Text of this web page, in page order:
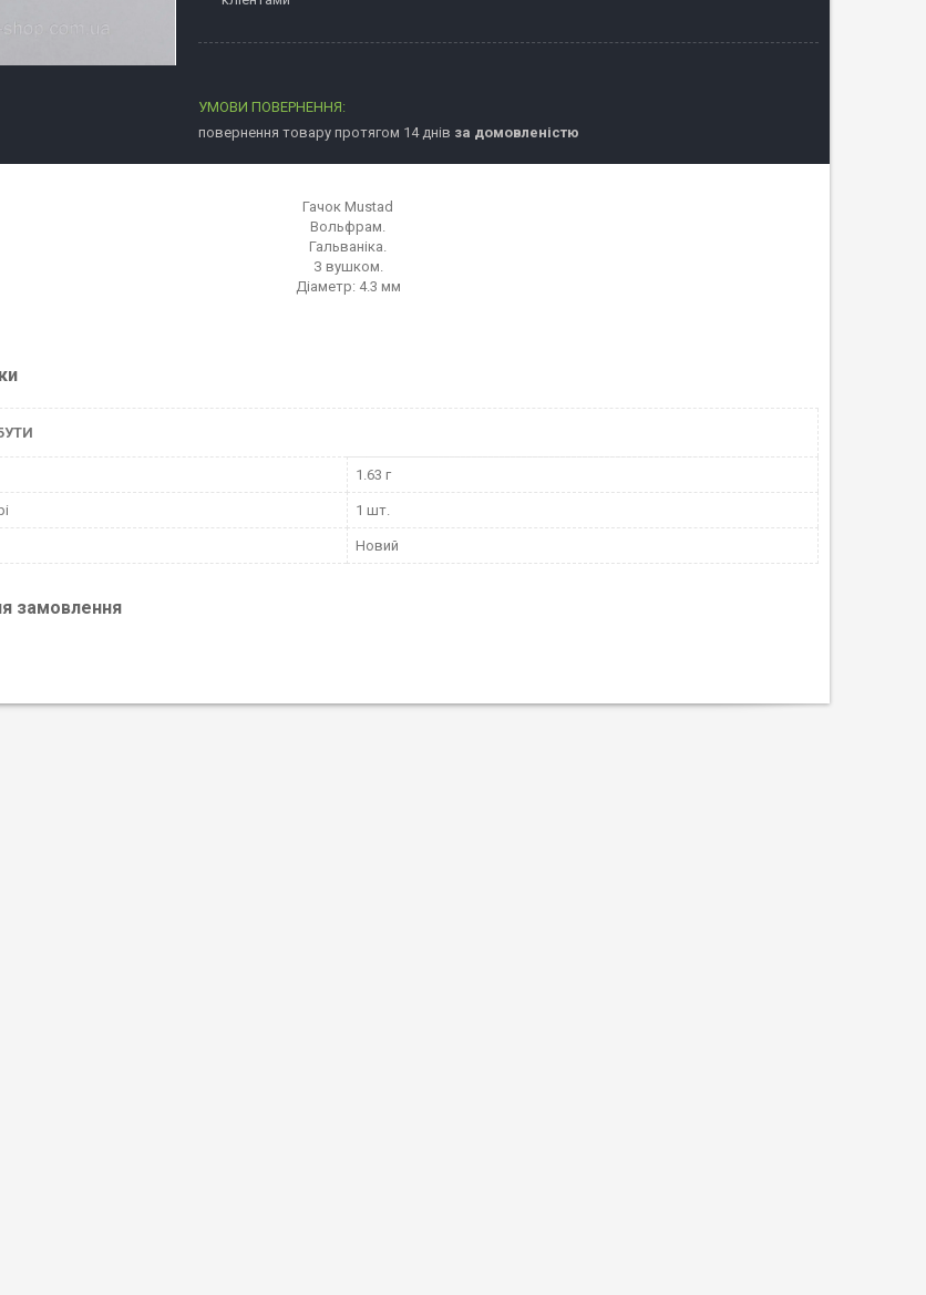
повернення товару протягом 14 днів за домовленістю
Гачок Mustad
Вольфрам.
Гальваніка.
З вушком.
Діаметр: 4.3 мм
1.63 г
1 шт.
Новий
замовлення